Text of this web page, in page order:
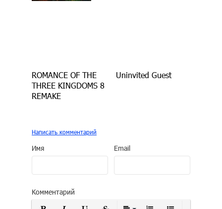
ROMANCE OF THE
THREE KINGDOMS 8
REMAKE
Uninvited Guest
Написать комментарий
Имя Email
Комментарий